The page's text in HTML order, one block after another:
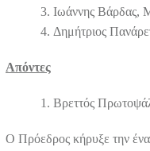
Ιωάννης Βάρδας,
Δημήτριος
Απόντες
Βρεττός
Ο Πρόεδρος κήρυξε την